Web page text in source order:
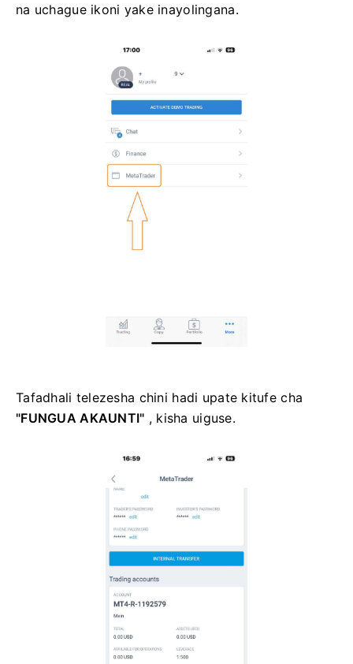
na uchague ikoni yake inayolingana.
Tafadhali telezesha chini hadi upate kitufe cha
"FUNGUA AKAUNTI" , kisha uiguse.